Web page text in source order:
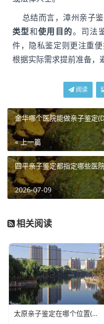
总结而言，漳州亲子
类型和使用目的。司法
件，隐私鉴定则更注重
根据实际需求提前准备，
阅读
金华哪个医院能做亲子鉴定
« 上一篇
四平亲子鉴定都指定哪些医
2026-07-09
相关阅读
太原亲子鉴定在哪个位置(DNA亲子鉴定中心名单及地址咨询)